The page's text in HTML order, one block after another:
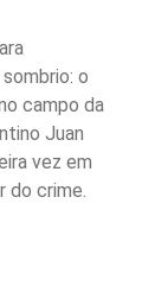
o
campo da
Juan
vez em
do crime.